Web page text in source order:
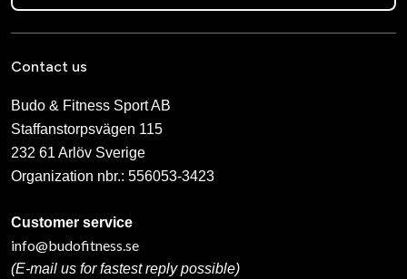
Contact us
Budo & Fitness Sport AB
Staffanstorpsvägen 115
232 61 Arlöv Sverige
Organization nbr.: 556053-3423
Customer service
info@budofitness.se
(E-mail us for fastest reply possible)